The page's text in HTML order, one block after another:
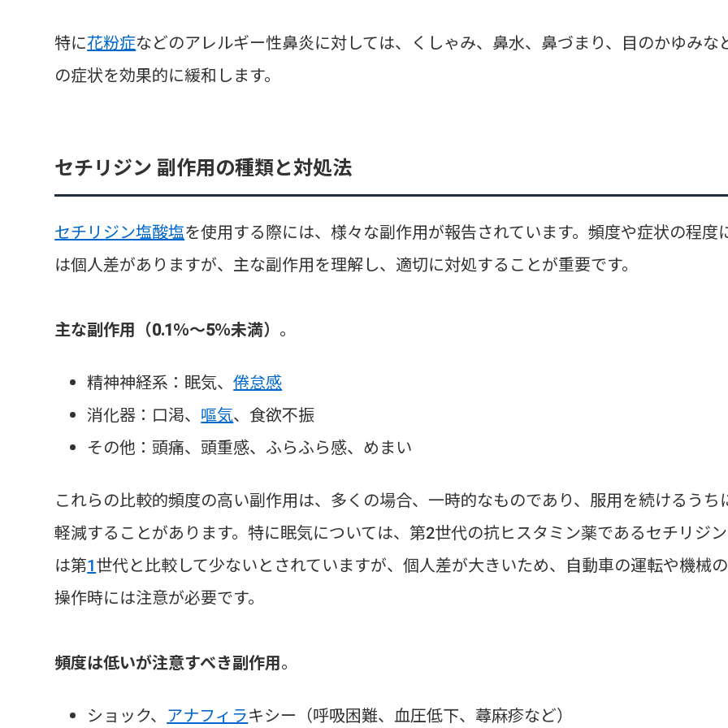
特に花粉症などのアレルギー性鼻炎に対しては、くしゃみ、鼻水、鼻づまり、目のかゆみな
の症状を効果的に緩和します。
セチリジン 副作用の種類と対処法
セチリジン塩酸塩を使用する際には、様々な副作用が報告されています。頻度や症状の程度
は個人差がありますが、主な副作用を理解し、適切に対処することが重要です。
主な副作用（0.1％～5％未満） 。
精神神経系：眠気、倦怠感
消化器：口渇、 嘔気、食欲不振
その他：頭痛、頭重感、ふらふら感、めまい
これらの比較的頻度の高い副作用は、多くの場合、一時的なものであり、服用を続けるうち
軽減することがあります。特に眠気については、第2世代の抗ヒスタミン薬であるセチリジン
は第1世代と比較して少ないとされていますが、個人差が大きいため、自動車の運転や機械の
操作時には注意が必要です。
頻度は低いが注意すべき副作用。
ショック、 アナフィラキシー（呼吸困難、血圧低下、蕁麻疹など）